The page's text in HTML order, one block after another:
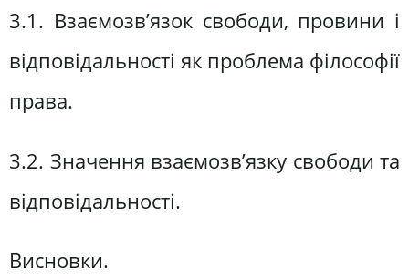
3.1. Взаємозв’язок свободи, провини і
відповідальності як проблема філософії
права.
3.2. Значення взаємозв’язку свободи та
відповідальності.
Висновки.